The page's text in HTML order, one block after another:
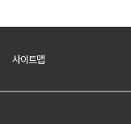
사이트맵